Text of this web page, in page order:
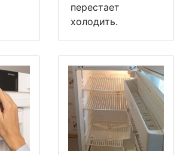
перестает
холодить.